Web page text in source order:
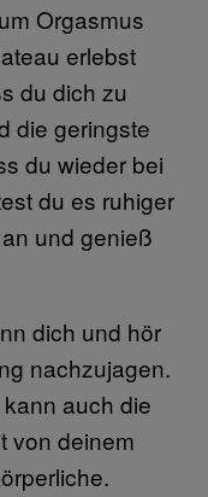
Orgasmus
erlebst
du dich zu
die geringste
du wieder bei
du es ruhiger
und genieß
dich und hör
nachzujagen.
auch die
von deinem